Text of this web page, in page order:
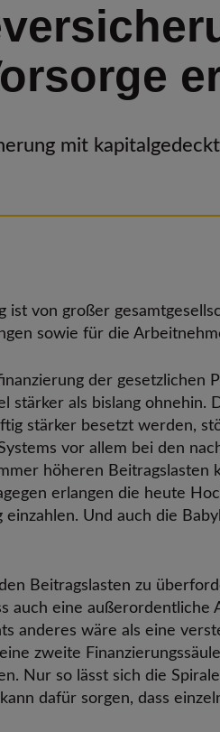
mit
ist von großer
sowie für die
der
stärker als bislang
stärker besetzt werden,
vor allem bei den
höheren
erlangen die heute
Und auch die
Beitragslasten zu
eine außerordentliche
anderes wäre als eine
zweite
Nur so lässt sich die
dafür sorgen, dass